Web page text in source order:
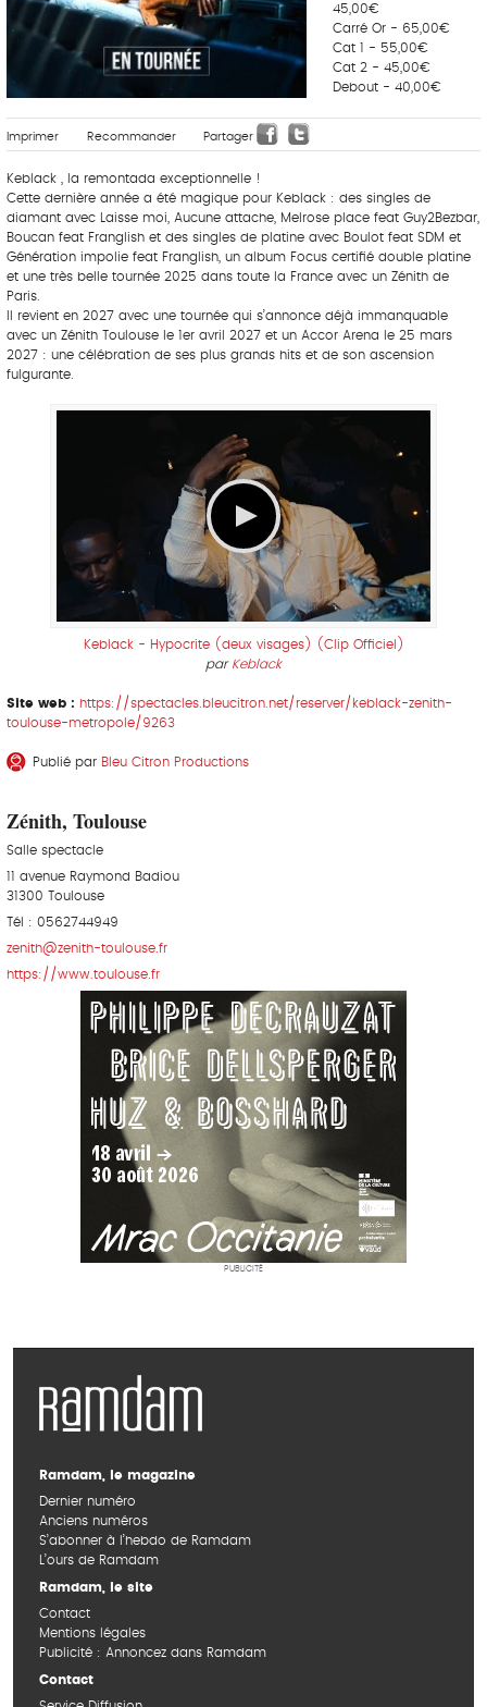
45,00€
Carré Or - 65,00€
Cat 1 - 55,00€
Cat 2 - 45,00€
Debout - 40,00€
Imprimer Recommander Partager
Keblack , la remontada exceptionnelle !
Cette dernière année a été magique pour Keblack : des singles de
diamant avec Laisse moi, Aucune attache, Melrose place feat Guy2Bezbar,
Boucan feat Franglish et des singles de platine avec Boulot feat SDM et
Génération impolie feat Franglish, un album Focus certifié double platine
et une très belle tournée 2025 dans toute la France avec un Zénith de
Paris.
Il revient en 2027 avec une tournée qui s’annonce déjà immanquable
avec un Zénith Toulouse le 1er avril 2027 et un Accor Arena le 25 mars
2027 : une célébration de ses plus grands hits et de son ascension
fulgurante.
Keblack - Hypocrite (deux visages) (Clip Officiel)
par Keblack
Site web : https://spectacles.bleucitron.net/reserver/keblack-zenith-
toulouse-metropole/9263
Publié par Bleu Citron Productions
Zénith, Toulouse
Salle spectacle
11 avenue Raymond Badiou
31300 Toulouse
Tél : 0562744949
zenith@zenith-toulouse.fr
https://www.toulouse.fr
PUBLICITÉ
Ramdam, le magazine
Dernier numéro
Anciens numéros
S’abonner à l’hebdo de Ramdam
L’ours de Ramdam
Ramdam, le site
Contact
Mentions légales
Publicité : Annoncez dans Ramdam
Contact